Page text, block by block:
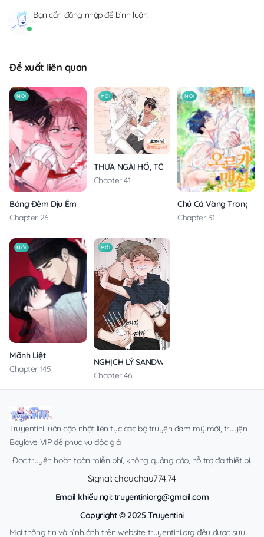
Bạn cần đăng nhậpđể bình luận.
Đề xuất liên quan
MỚI
Bóng Đêm Dịu Êm
Chapter 26
MỚI
THƯA NGÀI HỔ, TÔI ĐÃ ĂN RẤT NGON MIỆNG
Chapter 41
MỚI
Chú Cá Vàng Trong
Chapter 31
MỚI
Mãnh Liệt
Chapter 145
MỚI
NGHỊCH LÝ SANDWICH
Chapter 46
Truyentini luôn cập nhật liên tục các bộ truyện đam mỹ mới, truyện
Boylove VIP để phục vụ độc giả.
Đọc truyện hoàn toàn miễn phí, không quảng cáo, hỗ trợ đa thiết bị.
Signal: chauchau774.74
Email khiếu nại:truyentiniorg@gmail.com
Copyright © 2025 Truyentini
Mọi thông tin và hình ảnh trên website truyentini.org đều được sưu